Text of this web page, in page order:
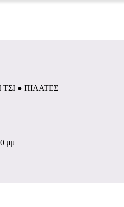
● ΠΙΛΑΤΕΣ
μμ